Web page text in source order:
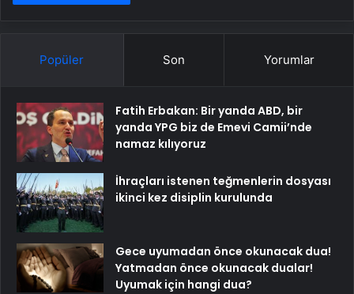
Popüler Son Yorumlar
Fatih Erbakan: Bir yanda ABD, bir
yanda YPG biz de Emevi Camii’nde
namaz kılıyoruz
İhraçları istenen teğmenlerin dosyası
ikinci kez disiplin kurulunda
Gece uyumadan önce okunacak dua!
Yatmadan önce okunacak dualar!
Uyumak için hangi dua?